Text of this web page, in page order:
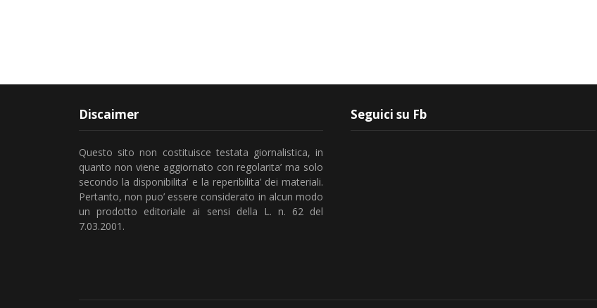
Discaimer
Questo sito non costituisce testata giornalistica, in
quanto non viene aggiornato con regolarita’ ma solo
secondo la disponibilita’ e la reperibilita’ dei materiali.
Pertanto, non puo’ essere considerato in alcun modo
un prodotto editoriale ai sensi della L. n. 62 del
7.03.2001.
Seguici su Fb